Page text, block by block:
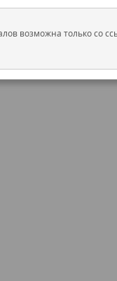
возможна только со